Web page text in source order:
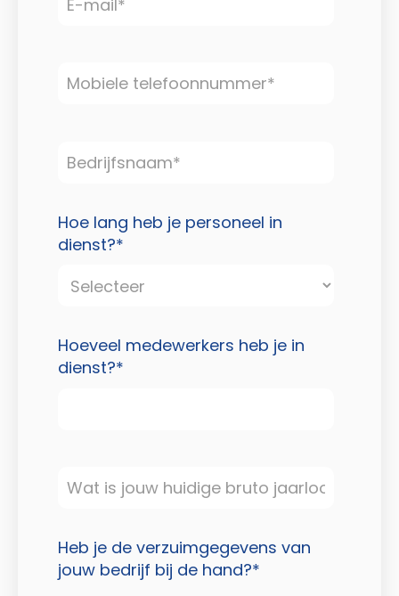
Hoe lang heb je personeel in
dienst?*
Hoeveel medewerkers heb je in
dienst?*
Heb je de verzuimgegevens van
jouw bedrijf bij de hand?*